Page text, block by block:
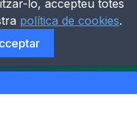
lo, accepteu totes
política de cookies.